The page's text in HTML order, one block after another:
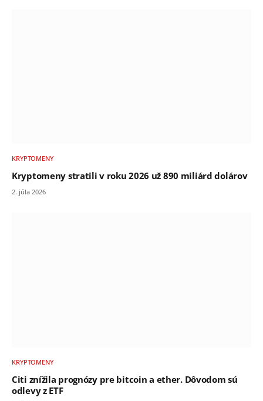
KRYPTOMENY
Kryptomeny stratili v roku 2026 už 890 miliárd dolárov
2. júla 2026
KRYPTOMENY
Citi znížila prognózy pre bitcoin a ether. Dôvodom sú
odlevy z ETF